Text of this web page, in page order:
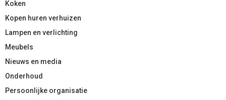
Koken
Kopen huren verhuizen
Lampen en verlichting
Meubels
Nieuws en media
Onderhoud
Persoonlijke organisatie